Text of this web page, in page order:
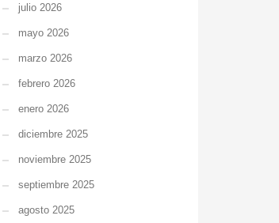
julio 2026
mayo 2026
marzo 2026
febrero 2026
enero 2026
diciembre 2025
noviembre 2025
septiembre 2025
agosto 2025